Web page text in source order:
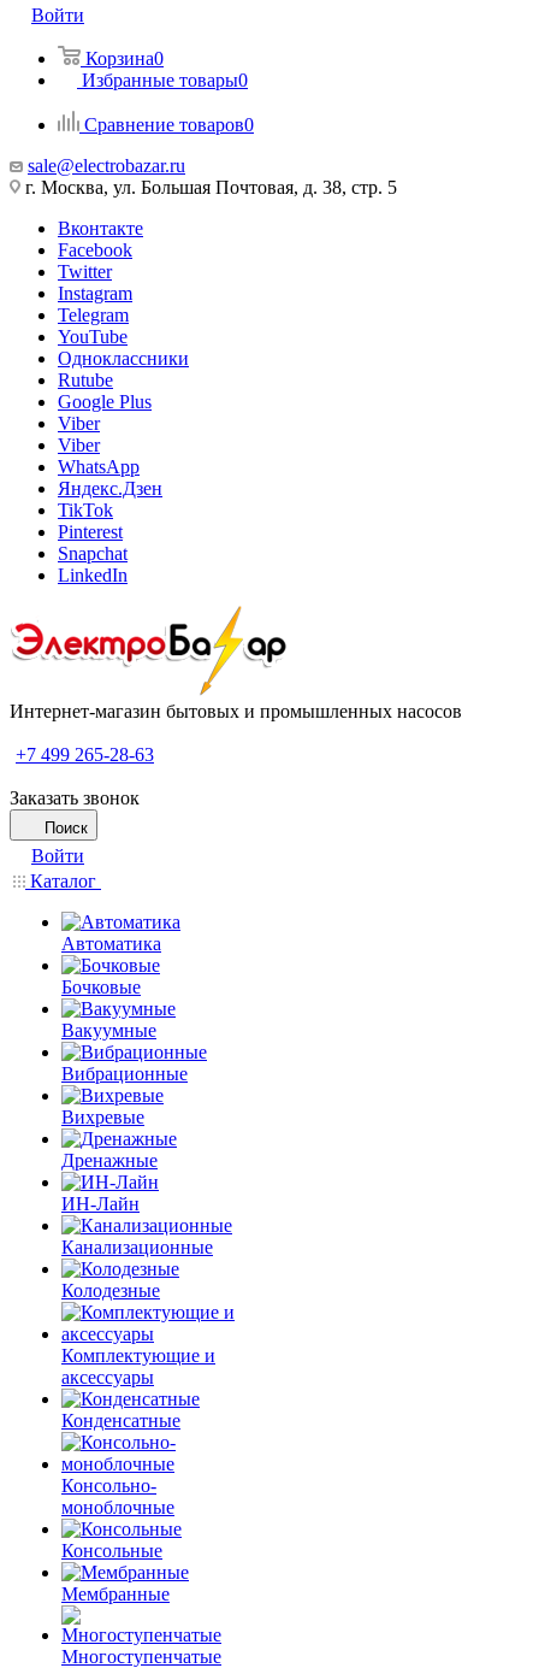
Войти
Корзина0
Избранные товары0
Сравнение товаров0
sale@electrobazar.ru
г. Москва, ул. Большая Почтовая, д. 38, стр. 5
Вконтакте
Facebook
Twitter
Instagram
Telegram
YouTube
Одноклассники
Rutube
Google Plus
Viber
Viber
WhatsApp
Яндекс.Дзен
TikTok
Pinterest
Snapchat
LinkedIn
Интернет-магазин бытовых и промышленных насосов
+7 499 265-28-63
Заказать звонок
Поиск
Войти
Каталог
Автоматика
Бочковые
Вакуумные
Вибрационные
Вихревые
Дренажные
ИН-Лайн
Канализационные
Колодезные
Комплектующие и
аксессуары
Конденсатные
Консольно-
моноблочные
Консольные
Мембранные
Многоступенчатые